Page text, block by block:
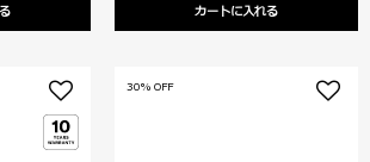
カートに入れる
30% OFF